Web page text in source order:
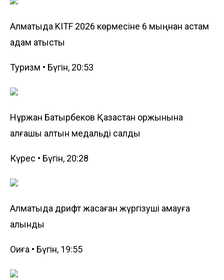
Алматыда KITF 2026 көрмесіне 6 мыңнан астам
адам қатысты
Туризм • Бүгін, 20:53
Нұржан Батырбеков Қазақстан қоржынына
алғашқы алтын медальді салды
Күрес • Бүгін, 20:28
Алматыда дрифт жасаған жүргізуші қамауға
алынды
Оқиға • Бүгін, 19:55